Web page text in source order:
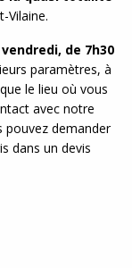
Vilaine.
de 7h30
paramètres, à
le lieu où vous
avec notre
pouvez demander
dans un devis